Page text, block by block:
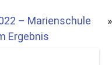
– Marienschule
Ergebnis
»